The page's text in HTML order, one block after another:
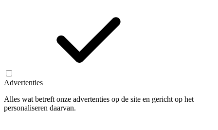
Advertenties
Alles wat betreft onze advertenties op de site en gericht op het
personaliseren daarvan.